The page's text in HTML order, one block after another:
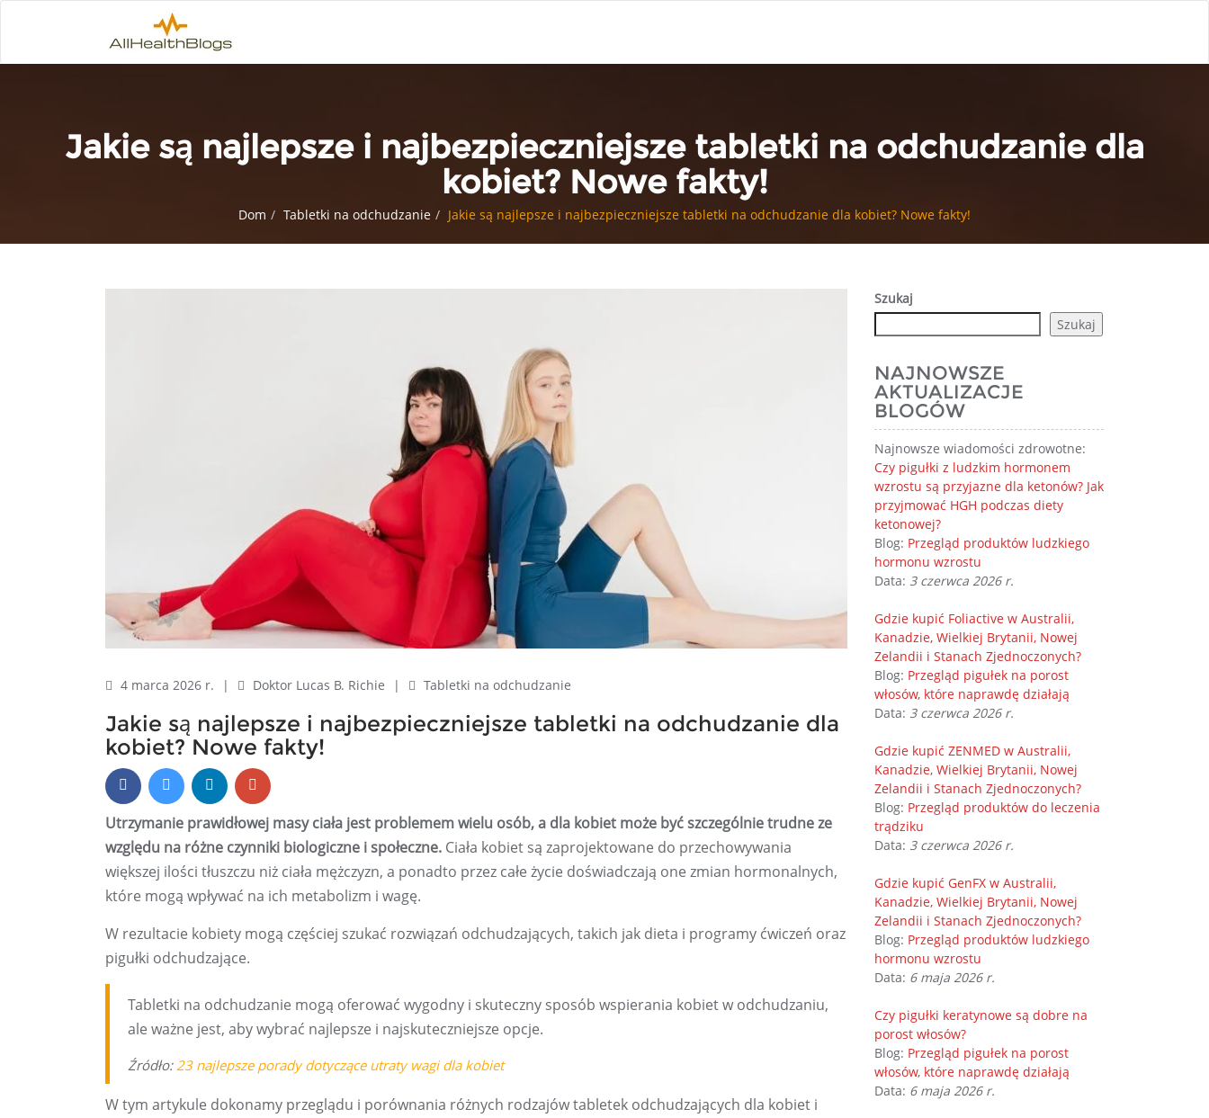
Jakie są najlepsze i najbezpieczniejsze tabletki na odchudzanie dla
kobiet? Nowe fakty!
Dom Tabletki na odchudzanie Jakie są najlepsze i najbezpieczniejsze tabletki na odchudzanie dla kobiet? Nowe fakty!
4 marca 2026 r. | Doktor Lucas B. Richie | Tabletki na odchudzanie
Jakie są najlepsze i najbezpieczniejsze tabletki na odchudzanie dla
kobiet? Nowe fakty!
Utrzymanie prawidłowej masy ciała jest problemem wielu osób, a dla kobiet może być szczególnie trudne ze
względu na różne czynniki biologiczne i społeczne. Ciała kobiet są zaprojektowane do przechowywania
większej ilości tłuszczu niż ciała mężczyzn, a ponadto przez całe życie doświadczają one zmian hormonalnych,
które mogą wpływać na ich metabolizm i wagę.
W rezultacie kobiety mogą częściej szukać rozwiązań odchudzających, takich jak dieta i programy ćwiczeń oraz
pigułki odchudzające.
Tabletki na odchudzanie mogą oferować wygodny i skuteczny sposób wspierania kobiet w odchudzaniu,
ale ważne jest, aby wybrać najlepsze i najskuteczniejsze opcje.
Źródło:23 najlepsze porady dotyczące utraty wagi dla kobiet
W tym artykule dokonamy przeglądu i porównania różnych rodzajów tabletek odchudzających dla kobiet i
Szukaj
Szukaj
NAJNOWSZE
AKTUALIZACJE
BLOGÓW
Najnowsze wiadomości zdrowotne:
Czy pigułki z ludzkim hormonem
wzrostu są przyjazne dla ketonów? Jak
przyjmować HGH podczas diety
ketonowej?
Blog: Przegląd produktów ludzkiego
hormonu wzrostu
Data: 3 czerwca 2026 r.
Gdzie kupić Foliactive w Australii,
Kanadzie, Wielkiej Brytanii, Nowej
Zelandii i Stanach Zjednoczonych?
Blog: Przegląd pigułek na porost
włosów, które naprawdę działają
Data: 3 czerwca 2026 r.
Gdzie kupić ZENMED w Australii,
Kanadzie, Wielkiej Brytanii, Nowej
Zelandii i Stanach Zjednoczonych?
Blog: Przegląd produktów do leczenia
trądziku
Data: 3 czerwca 2026 r.
Gdzie kupić GenFX w Australii,
Kanadzie, Wielkiej Brytanii, Nowej
Zelandii i Stanach Zjednoczonych?
Blog: Przegląd produktów ludzkiego
hormonu wzrostu
Data: 6 maja 2026 r.
Czy pigułki keratynowe są dobre na
porost włosów?
Blog: Przegląd pigułek na porost
włosów, które naprawdę działają
Data: 6 maja 2026 r.